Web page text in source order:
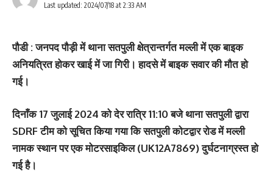
Last updated: 2024/07/18 at 2:33 AM
पौडी : जनपद पौड़ी में थाना सतपुली क्षेत्रान्तर्गत मल्ली में एक बाइक
अनियत्रित होकर खाई में जा गिरी। हादसे में बाइक सवार की मौत हो
गई।
दिनाँक 17 जुलाई 2024 को देर रात्रि 11:10 बजे थाना सतपुली द्वारा
SDRF टीम को सूचित किया गया कि सतपुली कोटद्वार रोड में मल्ली
नामक स्थान पर एक मोटरसाइकिल (UK12A7869) दुर्घटनाग्रस्त हो
गई है।